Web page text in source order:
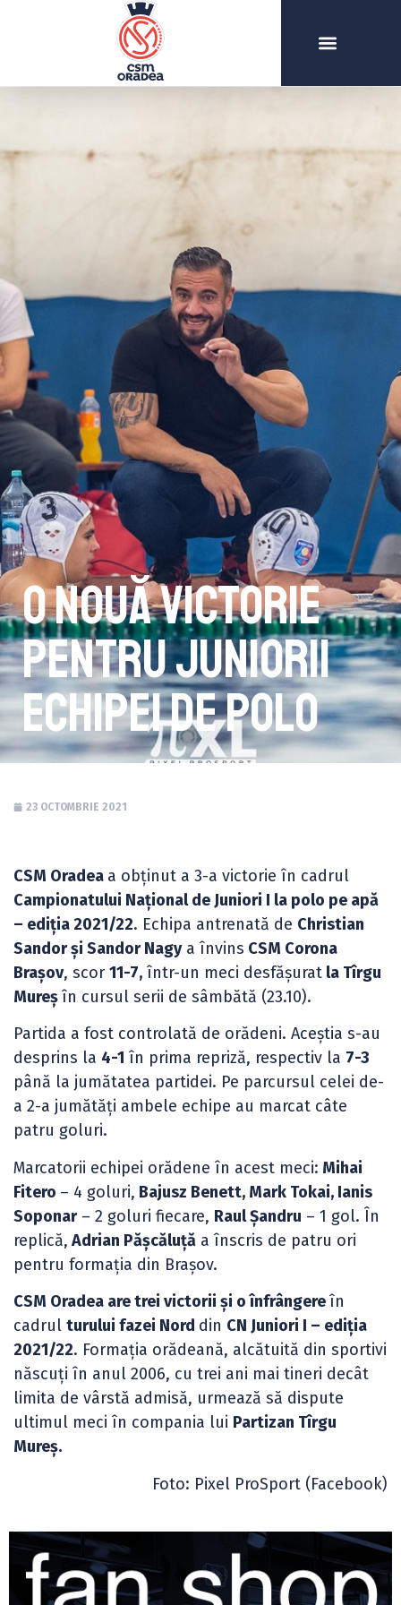
O nouă victorie
pentru juniorii
echipei de polo
23 OCTOMBRIE 2021
CSM Oradea a obținut a 3-a victorie în cadrul
Campionatului Național de Juniori I la polo pe apă
– ediția 2021/22. Echipa antrenată de Christian
Sandor și Sandor Nagya învins CSM Corona
Brașov, scor 11-7, într-un meci desfășurat la Tîrgu
Mureșîn cursul serii de sâmbătă (23.10).
Partida a fost controlată de orădeni. Aceștia s-au
desprins la 4-1 în prima repriză, respectiv la 7-3
până la jumătatea partidei. Pe parcursul celei de-
a 2-a jumătăți ambele echipe au marcat câte
patru goluri.
Marcatorii echipei orădene în acest meci: Mihai
Fitero – 4 goluri, Bajusz Benett, Mark Tokai, Ianis
Soponar– 2 goluri fiecare, Raul Șandru – 1 gol. În
replică, Adrian Pășcăluță a înscris de patru ori
pentru formația din Brașov.
CSM Oradea are trei victorii și o înfrângereîn
cadrul turului fazei Nord din CN Juniori I – ediția
2021/22. Formația orădeană, alcătuită din sportivi
născuți în anul 2006, cu trei ani mai tineri decât
limita de vârstă admisă, urmează să dispute
ultimul meci în compania lui Partizan Tîrgu
Mureș.
Foto: Pixel ProSport (Facebook)